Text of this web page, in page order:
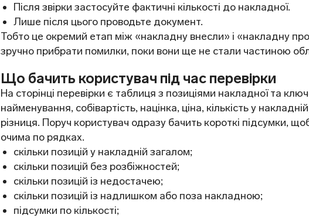
Після звірки застосуйте фактичні кількості до накладної.
Лише після цього проводьте документ.
Тобто це окремий етап між «накладну внесли» і «накладну
зручно прибрати помилки, поки вони ще не стали частиною
Що бачить користувач під час перевірки
На сторінці перевірки є таблиця з позиціями накладної та
найменування, собівартість, націнка, ціна, кількість у
різниця. Поруч користувач одразу бачить короткі підсумки,
очима по рядках.
скільки позицій у накладній загалом;
скільки позицій без розбіжностей;
скільки позицій із недостачею;
скільки позицій із надлишком або поза накладною;
підсумки по кількості;